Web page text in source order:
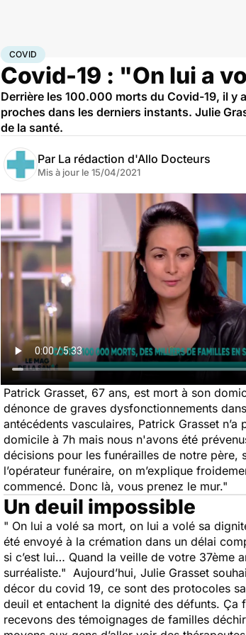
AccueilSanté
COVID
Covid-19 : "On lui a
Derrière les 100.000 morts du Covid-19, il y
proches dans les derniers instants. Julie
de la santé.
Par La rédaction d'Allo Docteurs
Mis à jour le 15/04/2021
Patrick Grasset, 67 ans, est mort à son
dénonce de graves dysfonctionnements
antécédents vasculaires, Patrick Grasset
domicile à 7h mais nous n'avons été
décisions pour les funérailles de notre père,
l’opérateur funéraire, on m’explique
commencé. Donc là, vous prenez le mur."
Un deuil impossible
" On lui a volé sa mort, on lui a volé sa
été envoyé à la crémation dans un délai
si c’est lui… Quand la veille de votre 37ème
surréaliste." Aujourd’hui, Julie Grasset
décor du covid 19, ce sont des protocoles
deuil et entachent la dignité des défunts. Ça
recevons des témoignages de familles